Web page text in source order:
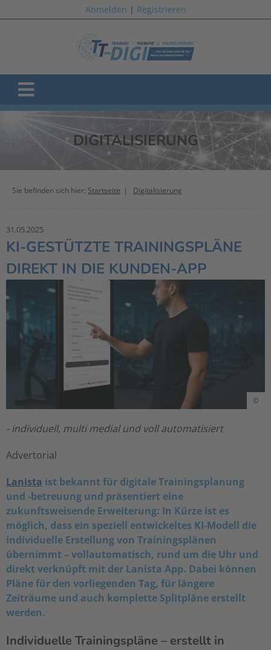
Anmelden | Registrieren
DIGITALISIERUNG
Sie befinden sich hier: Startseite Digitalisierung
31.05.2025
KI-GESTÜTZTE TRAININGSPLÄNE
DIREKT IN DIE KUNDEN-APP
©
- individuell, multi medial und voll automatisiert
Advertorial
Lanista ist bekannt für digitale Trainingsplanung
und -betreuung und präsentiert eine
zukunftsweisende Erweiterung: In Kürze ist es
möglich, dass ein speziell entwickeltes KI-Modell die
individuelle Erstellung von Trainingsplänen
übernimmt – vollautomatisch, rund um die Uhr und
direkt verknüpft mit der Lanista App. Dabei können
Pläne für den vorliegenden Tag, für längere
Zeiträume und auch komplette Splitpläne erstellt
werden.
Individuelle Trainingspläne – erstellt in